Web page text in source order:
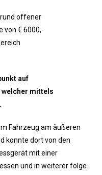
offener
von € 6000,-
auf
mittels
Fahrzeug am äußeren
konnte dort von den
mit einer
und in weiterer folge